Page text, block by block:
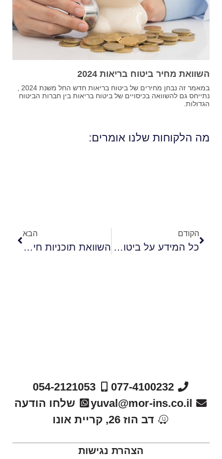
השוואת מחיר ביטוח בריאות 2024
נתייחס גם להשוואה בכיסויים של ביטוח בריאות בין חברות הביטוח
הגדולות.
מה הלקוחות שלנו אומרים:
הקודם
כל המידע על ביטוח אובדן כושר עבודה
הבא
השוואת תוכניות חיסכון בבנק
077-4100232
054-2121053
yuval@mor-ins.co.il
שלחו הודעה
דב הוז 26, קריית אונו
הצהרת נגישות